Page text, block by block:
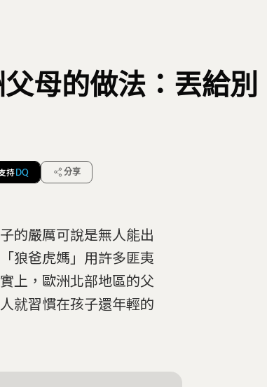
母的做法：丟給別
持 DQ 分享
的嚴厲可說是無人能出
狼爸虎媽」用許多匪夷
上，歐洲北部地區的父
就習慣在孩子還年輕的